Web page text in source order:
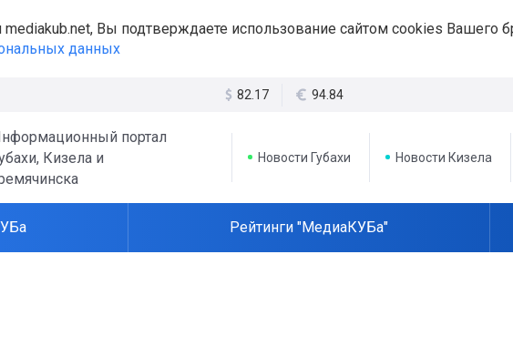
Вы подтверждаете использование сайтом cookies Вашего
данных
82.17 94.84
портал
Кизела и
Новости Губахи Новости Кизела
Рейтинги "МедиаКУБа"